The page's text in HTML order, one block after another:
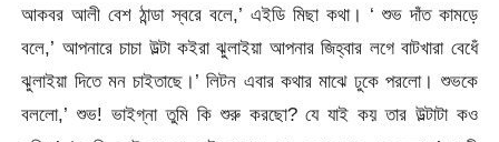
আকবর আলী বেশ ঠান্ডা স্বরে বলে,’ এইডি মিছা কথা। ‘ শুভ দাঁত কামড়ে
বলে,’ আপনারে চাচা উল্টা কইরা ঝুলাইয়া আপনার জিহ্বার লগে বাটখারা বেধেঁ
ঝুলাইয়া দিতে মন চাইতাছে।’ লিটন এবার কথার মাঝে ঢুকে পরলো। শুভকে
বললো,’ শুভ! ভাইগ্না তুমি কি শুরু করছো? যে যাই কয় তার উল্টাটা কও